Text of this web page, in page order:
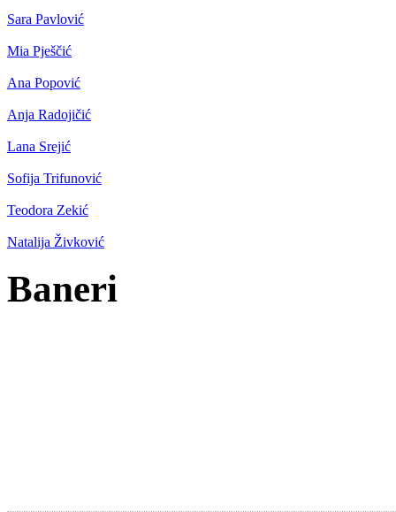
Sara Pavlović
Mia Pješčić
Ana Popović
Anja Radojičić
Lana Srejić
Sofija Trifunović
Teodora Zekić
Natalija Živković
Baneri